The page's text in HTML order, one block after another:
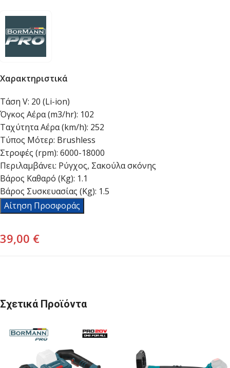
Χαρακτηριστικά
Τάση V: 20 (Li-ion)
Όγκος Αέρα (m3/hr): 102
Ταχύτητα Αέρα (km/h): 252
Τύπος Μότερ: Brushless
Στροφές (rpm): 6000-18000
Περιλαμβάνει: Ρύγχος, Σακούλα σκόνης
Βάρος Καθαρό (Kg): 1.1
Βάρος Συσκευασίας (Kg): 1.5
Αίτηση Προσφοράς
39,00 €
Σχετικά Προϊόντα